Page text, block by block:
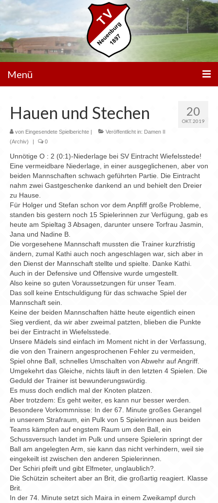
Menü
Spielbetrieb
Mannschaften
Walking Football
Sportanlagen
Sponsoren
Chronik
Archiv
20
OKT. 2019
Hauen und Stechen
von Eingesendete Spielberichte | Veröffentlicht in: Damen II
(Archiv)
| 0
Unnötige O : 2 (0:1)-Niederlage bei SV Eintracht Wiefelsstede!
Eine vermeidbare Niederlage, in einer ausgeglichenen, aber von
beiden Mannschaften schwach geführten Partie. Die Eintracht
nahm zwei Gastgeschenke dankend an und behielt den Dreier
zu Hause.
Für Holger und Stefan schon vor dem Anpfiff große Probleme,
standen bis gestern noch 15 Spielerinnen zur Verfügung, gab es
heute am Spieltag 3 Absagen, darunter unsere Torfrau Jasmin,
Jana und Nadine B.
Die vorgesehene Mannschaft mussten die Trainer kurzfristig
ändern, zumal Kathi auch noch angeschlagen war, sich aber in
den Dienst der Mannschaft stellte und spielte. Danke Kathi.
Auch in der Defensive und Offensive wurde umgestellt.
Also keine so guten Voraussetzungen für unser Team.
Das soll keine Entschuldigung für das schwache Spiel der
Mannschaft sein.
Keine der beiden Mannschaften hätte heute eigentlich einen
Sieg verdient, da wir aber zweimal patzten, blieben die Punkte
bei der Eintracht in Wiefelsstede.
Unsere Mädels sind einfach im Moment nicht in der Verfassung,
die von den Trainern angesprochenen Fehler zu vermeiden,
Spiel ohne Ball, schnelles Umschalten von Abwehr auf Angriff.
Umgekehrt das Gleiche, nichts läuft in den letzten 4 Spielen. Die
Geduld der Trainer ist bewunderungswürdig.
Es muss doch endlich mal der Knoten platzen.
Aber trotzdem: Es geht weiter, es kann nur besser werden.
Besondere Vorkommnisse: In der 67. Minute großes Gerangel
in unserem Strafraum, ein Pulk von 5 Spielerinnen aus beiden
Teams kämpfen auf engstem Raum um den Ball, ein
Schussversuch landet im Pulk und unsere Spielerin springt der
Ball am angelegten Arm, sie kann das nicht verhindern, weil sie
eingekeilt ist zwischen den anderen Spielerinnen.
Der Schiri pfeift und gibt Elfmeter, unglaublich?.
Die Schützin scheitert aber an Brit, die großartig reagiert. Klasse
Brit.
In der 74. Minute setzt sich Maira in einem Zweikampf durch